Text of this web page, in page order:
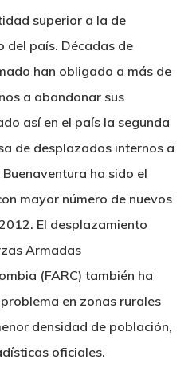
superior a la de
del país. Décadas de
han obligado a más de
a abandonar sus
así en el país la segunda
de desplazados internos a
ha sido el
mayor número de nuevos
El desplazamiento
Armadas
(FARC) también ha
en zonas rurales
densidad de población,
oficiales.